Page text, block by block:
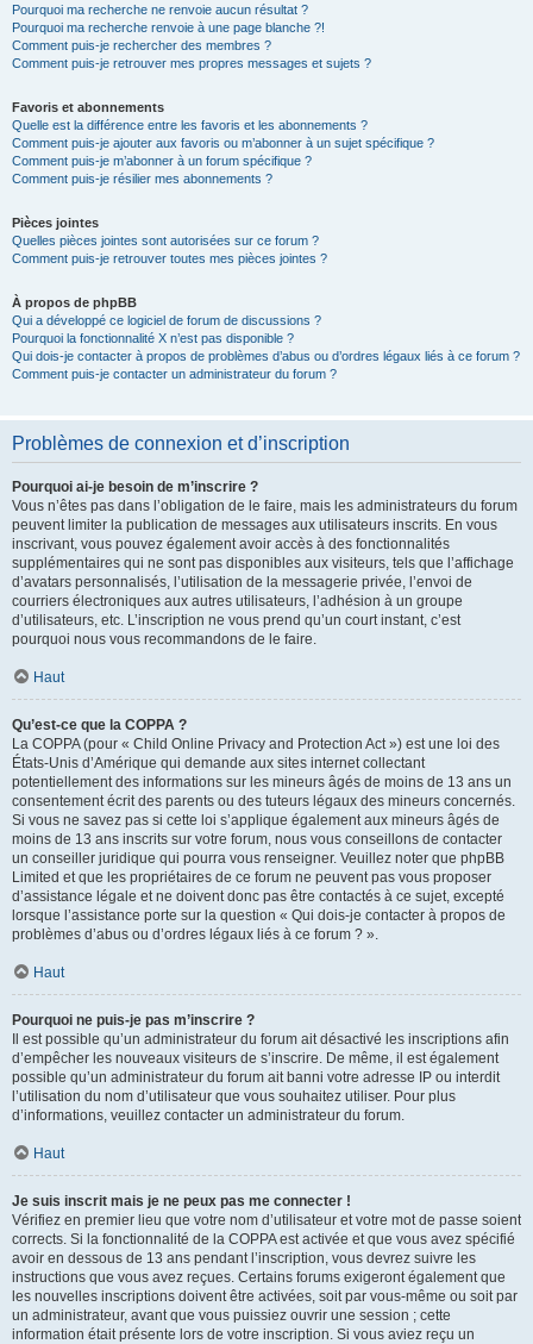
Pourquoi ma recherche ne renvoie aucun résultat ?
Pourquoi ma recherche renvoie à une page blanche ?!
Comment puis-je rechercher des membres ?
Comment puis-je retrouver mes propres messages et sujets ?
Favoris et abonnements
Quelle est la différence entre les favoris et les abonnements ?
Comment puis-je ajouter aux favoris ou m’abonner à un sujet spécifique ?
Comment puis-je m’abonner à un forum spécifique ?
Comment puis-je résilier mes abonnements ?
Pièces jointes
Quelles pièces jointes sont autorisées sur ce forum ?
Comment puis-je retrouver toutes mes pièces jointes ?
À propos de phpBB
Qui a développé ce logiciel de forum de discussions ?
Pourquoi la fonctionnalité X n’est pas disponible ?
Qui dois-je contacter à propos de problèmes d’abus ou d’ordres légaux liés à ce forum ?
Comment puis-je contacter un administrateur du forum ?
Problèmes de connexion et d’inscription
Pourquoi ai-je besoin de m’inscrire ?
Vous n’êtes pas dans l’obligation de le faire, mais les administrateurs du forum
peuvent limiter la publication de messages aux utilisateurs inscrits. En vous
inscrivant, vous pouvez également avoir accès à des fonctionnalités
supplémentaires qui ne sont pas disponibles aux visiteurs, tels que l’affichage
d’avatars personnalisés, l’utilisation de la messagerie privée, l’envoi de
courriers électroniques aux autres utilisateurs, l’adhésion à un groupe
d’utilisateurs, etc. L’inscription ne vous prend qu’un court instant, c’est
pourquoi nous vous recommandons de le faire.
Haut
Qu’est-ce que la COPPA ?
La COPPA (pour « Child Online Privacy and Protection Act ») est une loi des
États-Unis d’Amérique qui demande aux sites internet collectant
potentiellement des informations sur les mineurs âgés de moins de 13 ans un
consentement écrit des parents ou des tuteurs légaux des mineurs concernés.
Si vous ne savez pas si cette loi s’applique également aux mineurs âgés de
moins de 13 ans inscrits sur votre forum, nous vous conseillons de contacter
un conseiller juridique qui pourra vous renseigner. Veuillez noter que phpBB
Limited et que les propriétaires de ce forum ne peuvent pas vous proposer
d’assistance légale et ne doivent donc pas être contactés à ce sujet, excepté
lorsque l’assistance porte sur la question « Qui dois-je contacter à propos de
problèmes d’abus ou d’ordres légaux liés à ce forum ? ».
Haut
Pourquoi ne puis-je pas m’inscrire ?
Il est possible qu’un administrateur du forum ait désactivé les inscriptions afin
d’empêcher les nouveaux visiteurs de s’inscrire. De même, il est également
possible qu’un administrateur du forum ait banni votre adresse IP ou interdit
l’utilisation du nom d’utilisateur que vous souhaitez utiliser. Pour plus
d’informations, veuillez contacter un administrateur du forum.
Haut
Je suis inscrit mais je ne peux pas me connecter !
Vérifiez en premier lieu que votre nom d’utilisateur et votre mot de passe soient
corrects. Si la fonctionnalité de la COPPA est activée et que vous avez spécifié
avoir en dessous de 13 ans pendant l’inscription, vous devrez suivre les
instructions que vous avez reçues. Certains forums exigeront également que
les nouvelles inscriptions doivent être activées, soit par vous-même ou soit par
un administrateur, avant que vous puissiez ouvrir une session ; cette
information était présente lors de votre inscription. Si vous aviez reçu un